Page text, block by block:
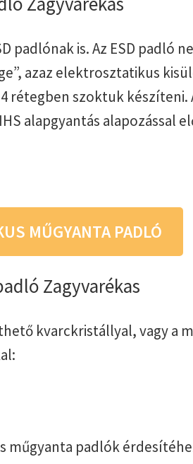
padlónak is. Az ESD padló
azaz elektrosztatikus
rétegben szoktuk készíteni.
alapgyantás alapozással
MŰGYANTA PADLÓ
Zagyvarékas
kvarckristállyal, vagy a
műgyanta padlók